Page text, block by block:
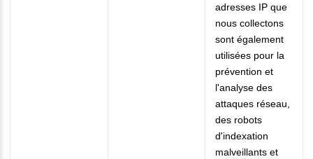
adresses IP que
nous collectons
sont également
utilisées pour la
prévention et
l'analyse des
attaques réseau,
des robots
d'indexation
malveillants et